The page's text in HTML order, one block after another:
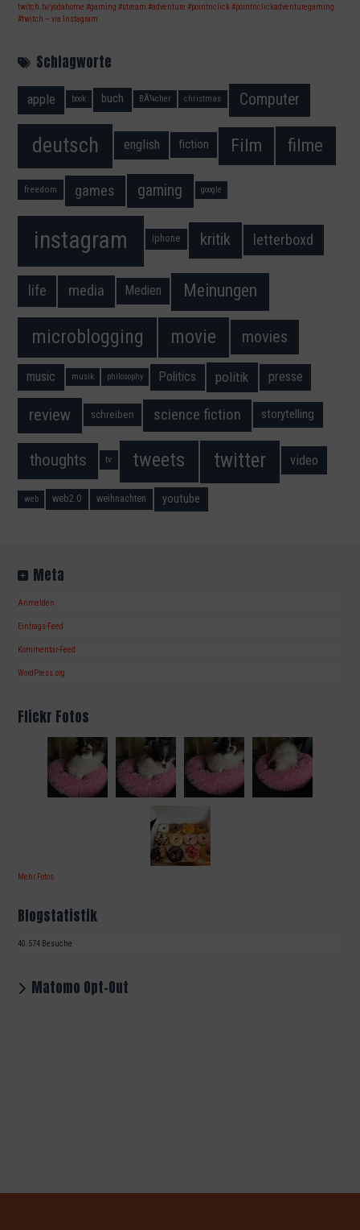
twitch.tv/yodahome #gaming #stream #adventure #pointnclick #pointnclickadventuregaming
#twitch – via Instagram
Schlagworte
apple book buch BÃ¼cher christmas Computer
deutsch english fiction Film filme
freedom games gaming google
instagram iphone kritik letterboxd
life media Medien Meinungen
microblogging movie movies
music musik philosophy Politics politik presse
review schreiben science fiction storytelling
thoughts tv tweets twitter video
web web2.0 weihnachten youtube
Meta
Anmelden
Eintrags-Feed
Kommentar-Feed
WordPress.org
Flickr Fotos
Mehr Fotos
Blogstatistik
40.574 Besuche
Matomo Opt-Out